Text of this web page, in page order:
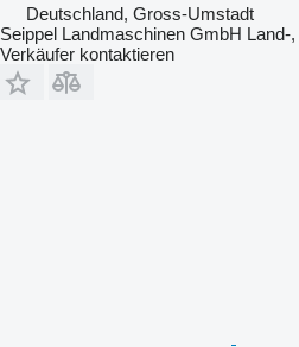
Deutschland, Gross-Umstadt
Seippel Landmaschinen GmbH Land-
Verkäufer kontaktieren